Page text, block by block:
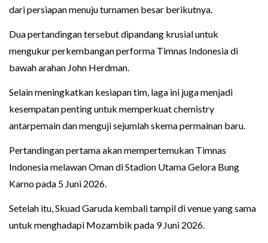
dari persiapan menuju turnamen besar berikutnya.
Dua pertandingan tersebut dipandang krusial untuk
mengukur perkembangan performa Timnas Indonesia di
bawah arahan John Herdman.
Selain meningkatkan kesiapan tim, laga ini juga menjadi
kesempatan penting untuk memperkuat chemistry
antarpemain dan menguji sejumlah skema permainan baru.
Pertandingan pertama akan mempertemukan Timnas
Indonesia melawan Oman di Stadion Utama Gelora Bung
Karno pada 5 Juni 2026.
Setelah itu, Skuad Garuda kembali tampil di venue yang sama
untuk menghadapi Mozambik pada 9 Juni 2026.